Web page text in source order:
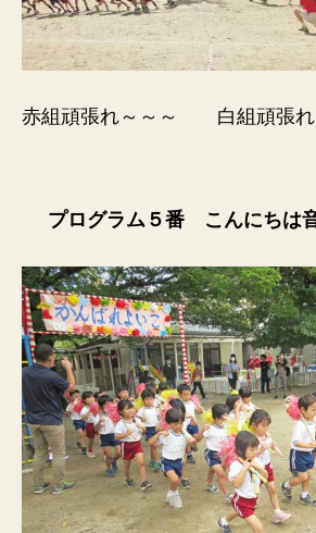
赤組頑張れ～～～ 白組頑張れ
プログラム５番 こんにちは